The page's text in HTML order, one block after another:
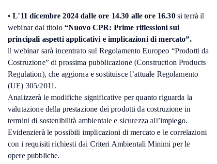
• L'11 dicembre 2024 dalle ore 14.30 alle ore 16.30 si terrà il
webinar dal titolo“Nuovo CPR: Prime riflessioni sui
principali aspetti applicativi e implicazioni di mercato”.
ll webinar sarà incentrato sul Regolamento Europeo “Prodotti da
Costruzione” di prossima pubblicazione (Construction Products
Regulation), che aggiorna e sostituisce l’attuale Regolamento
(UE) 305/2011.
Analizzerà le modifiche significative per quanto riguarda la
valutazione della prestazione dei prodotti da costruzione in
termini di sostenibilità ambientale e sicurezza all’impiego.
Evidenzierà le possibili implicazioni di mercato e le correlazioni
con i requisiti richiesti dai Criteri Ambientali Minimi per le
opere pubbliche.